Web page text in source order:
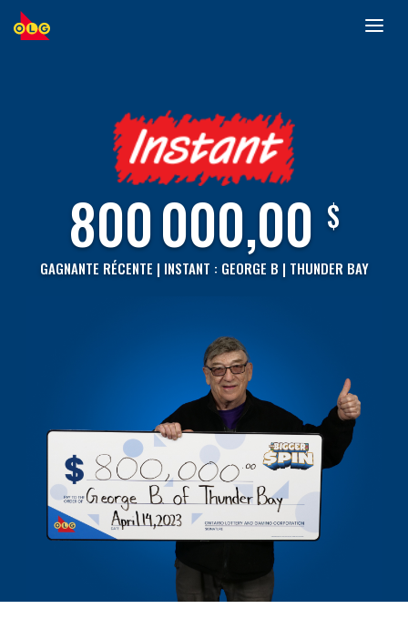
ALLER
800 000,00 $
GAGNANTE RÉCENTE | INSTANT : GEORGE B | THUNDER BAY